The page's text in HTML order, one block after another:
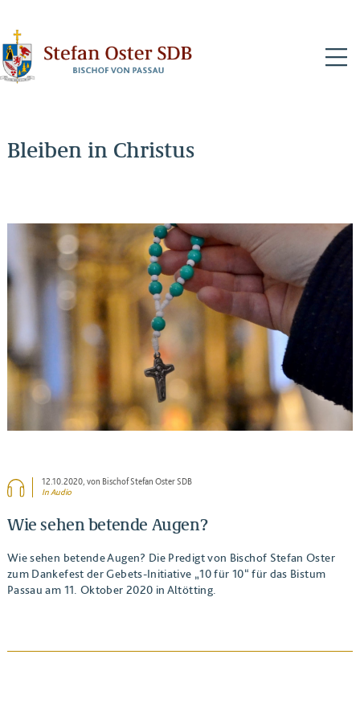
Bleiben in Christus
12.10.2020, von Bischof Stefan Oster SDB
In Audio
Wie sehen betende Augen?
Wie sehen betende Augen? Die Predigt von Bischof Stefan Oster
zum Dankefest der Gebets-Initiative „10 für 10“ für das Bistum
Passau am 11. Oktober 2020 in Altötting.